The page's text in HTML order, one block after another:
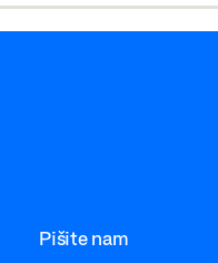
Pišite nam